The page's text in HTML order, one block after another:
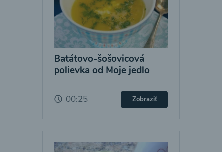
Batátovo-šošovicová
polievka od Moje jedlo
00:25 Zobraziť